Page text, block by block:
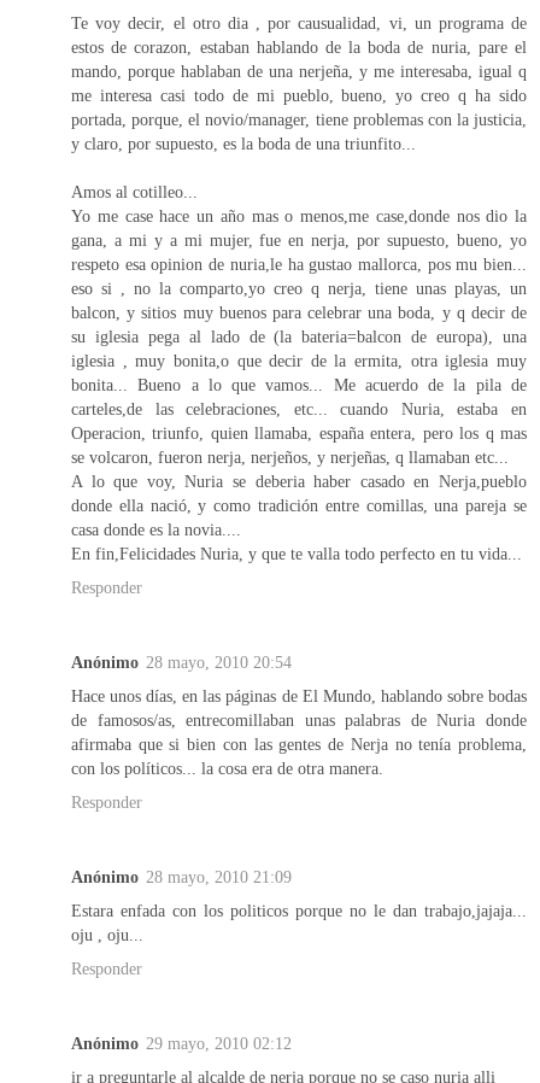
Te voy decir, el otro dia , por causualidad, vi, un programa de
estos de corazon, estaban hablando de la boda de nuria, pare el
mando, porque hablaban de una nerjeña, y me interesaba, igual q
me interesa casi todo de mi pueblo, bueno, yo creo q ha sido
portada, porque, el novio/manager, tiene problemas con la justicia,
y claro, por supuesto, es la boda de una triunfito...
Amos al cotilleo...
Yo me case hace un año mas o menos,me case,donde nos dio la
gana, a mi y a mi mujer, fue en nerja, por supuesto, bueno, yo
respeto esa opinion de nuria,le ha gustao mallorca, pos mu bien...
eso si , no la comparto,yo creo q nerja, tiene unas playas, un
balcon, y sitios muy buenos para celebrar una boda, y q decir de
su iglesia pega al lado de (la bateria=balcon de europa), una
iglesia , muy bonita,o que decir de la ermita, otra iglesia muy
bonita... Bueno a lo que vamos... Me acuerdo de la pila de
carteles,de las celebraciones, etc... cuando Nuria, estaba en
Operacion, triunfo, quien llamaba, españa entera, pero los q mas
se volcaron, fueron nerja, nerjeños, y nerjeñas, q llamaban etc...
A lo que voy, Nuria se deberia haber casado en Nerja,pueblo
donde ella nació, y como tradición entre comillas, una pareja se
casa donde es la novia....
En fin,Felicidades Nuria, y que te valla todo perfecto en tu vida...
Responder
Anónimo 28 mayo, 2010 20:54
Hace unos días, en las páginas de El Mundo, hablando sobre bodas
de famosos/as, entrecomillaban unas palabras de Nuria donde
afirmaba que si bien con las gentes de Nerja no tenía problema,
con los políticos... la cosa era de otra manera.
Responder
Anónimo 28 mayo, 2010 21:09
Estara enfada con los politicos porque no le dan trabajo,jajaja...
oju , oju...
Responder
Anónimo 29 mayo, 2010 02:12
ir a preguntarle al alcalde de nerja porque no se caso nuria alli